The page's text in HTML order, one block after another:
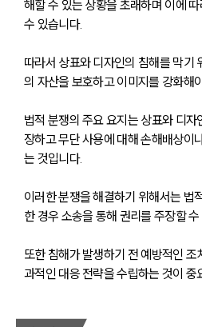
해할 수 있는 상황을 초래하며 이에
수 있습니다.
따라서 상표와 디자인의 침해를 막기
의 자산을 보호하고 이미지를 강화해
법적 분쟁의 주요 요지는 상표와 디
장하고 무단 사용에 대해 손해배상이
는 것입니다.
이러한 분쟁을 해결하기 위해서는 법
한 경우 소송을 통해 권리를 주장할
또한 침해가 발생하기 전 예방적인
과적인 대응 전략을 수립하는 것이 중